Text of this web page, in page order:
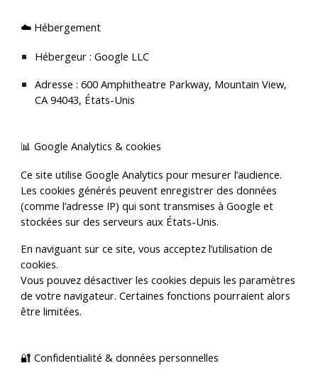
☁️ Hébergement
Hébergeur : Google LLC
Adresse : 600 Amphitheatre Parkway, Mountain View,
CA 94043, États-Unis
📊 Google Analytics & cookies
Ce site utilise Google Analytics pour mesurer l’audience.
Les cookies générés peuvent enregistrer des données
(comme l’adresse IP) qui sont transmises à Google et
stockées sur des serveurs aux États-Unis.
En naviguant sur ce site, vous acceptez l’utilisation de
cookies.
Vous pouvez désactiver les cookies depuis les paramètres
de votre navigateur. Certaines fonctions pourraient alors
être limitées.
🔐 Confidentialité & données personnelles